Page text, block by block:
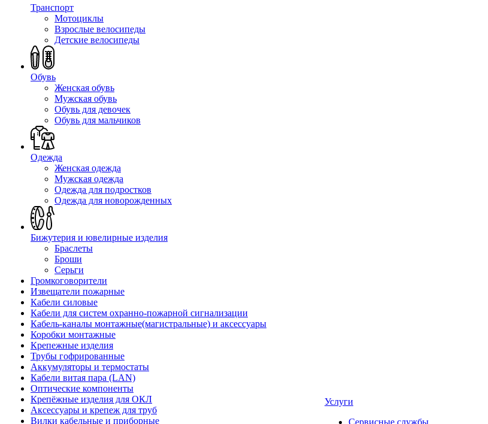
Транспорт
Мотоциклы
Взрослые велосипеды
Детские велосипеды
Обувь
Женская обувь
Мужская обувь
Обувь для девочек
Обувь для мальчиков
Одежда
Женская одежда
Мужская одежда
Одежда для подростков
Одежда для новорожденных
Бижутерия и ювелирные изделия
Браслеты
Броши
Серьги
Громкоговорители
Извещатели пожарные
Кабели силовые
Кабели для систем охранно-пожарной сигнализации
Кабель-каналы монтажные(магистральные) и аксессуары
Коробки монтажные
Крепежные изделия
Трубы гофрированные
Аккумуляторы и термостаты
Кабели витая пара (LAN)
Оптические компоненты
Крепёжные изделия для ОКЛ
Аксессуары и крепеж для труб
Вилки кабельные и приборные
Услуги
Сервисные службы